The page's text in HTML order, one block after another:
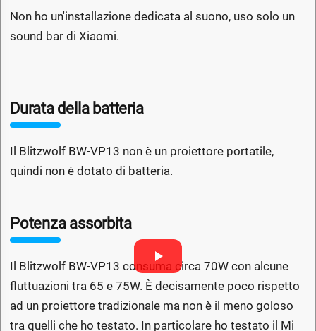
Non ho un'installazione dedicata al suono, uso solo un
sound bar di Xiaomi.
Durata della batteria
Il Blitzwolf BW-VP13 non è un proiettore portatile,
quindi non è dotato di batteria.
Potenza assorbita
Il Blitzwolf BW-VP13 consuma circa 70W con alcune
fluttuazioni tra 65 e 75W. È decisamente poco rispetto
ad un proiettore tradizionale ma non è il meno goloso
tra quelli che ho testato. In particolare ho testato il Mi